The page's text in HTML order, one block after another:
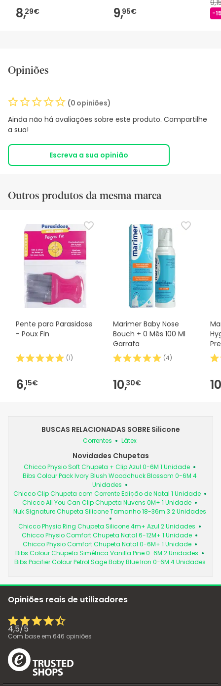
8,29€ 9,95€ -
Opiniões
(0 opiniões)
Ainda não há avaliações sobre este produto. Compartilhe
a sua!
Escreva a sua opinião
Outros produtos da mesma marca
Pente para Parasidose
- Poux Fin
(1)
6,15€
Marimer Baby Nose
Bouch + 0 Mês 100 Ml
Garrafa
(4)
10,30€
BUSCAS RELACIONADAS SOBRE Silicone
Correntes Látex
Novidades Chupetas
Chicco Physio Soft Chupeta + Clip Azul 0-6M 1 Unidade
Bibs Colour Pack Ivory Blush Woodchuck Blossom 0-6M 4
Unidades
Chicco Clip Chupeta com Corrente Edição de Natal 1 Unidade
Chicco All You Can Clip Chupeta Nuvens 0M+ 1 Unidade
Nuk Signature Chupeta Silicone Tamanho 18-36m 3 2 Unidades
Chicco Physio Ring Chupeta Silicone 4m+ Azul 2 Unidades
Chicco Physio Comfort Chupeta Natal 6-12M+ 1 Unidade
Chicco Physio Comfort Chupeta Natal 0-6M+ 1 Unidade
Bibs Colour Chupeta Simétrica Vanilla Pine 0-6M 2 Unidades
Bibs Pacifier Colour Petrol Sage Baby Blue Iron 0-6M 4 Unidades
Opiniões reais de utilizadores
4,5/5
Com base em 646 opiniões